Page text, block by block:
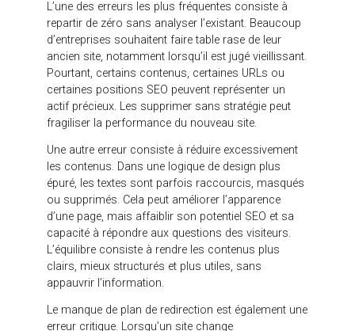
placées aux bons endroits ? Les pages services
répondent-elles vraiment aux objections des
prospects ?
Une refonte est l’occasion de retravailler les
messages, les appels à l’action, les formulaires, les
blocs de réassurance, les cas clients, les
témoignages, les contenus sectoriels et les
parcours de contact. Elle permet aussi de mieux
hiérarchiser les offres et de créer des pages plus
orientées business.
La conversion ne repose pas uniquement sur un
bouton visible. Elle dépend de l’ensemble du
parcours : clarté du positionnement, qualité du
contenu, crédibilité des preuves, fluidité de
navigation, pertinence du CTA et simplicité de la
prise de contact.